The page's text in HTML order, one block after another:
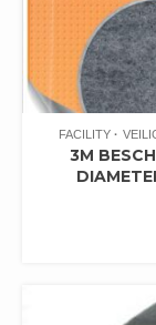
FACILITY
3M